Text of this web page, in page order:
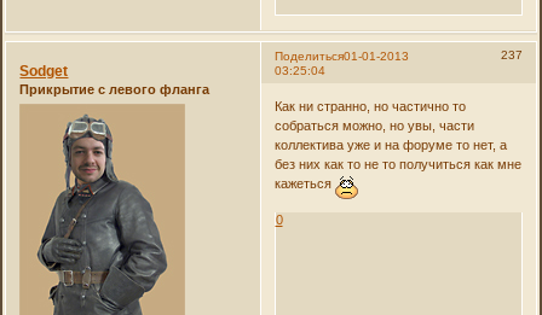
Поделиться 237
01-01-2013
03:25:04
Sodget
Прикрытие с левого фланга
Как ни странно, но частично то
собраться можно, но увы, части
коллектива уже и на форуме то нет, а
без них как то не то получиться как мне
кажеться
0